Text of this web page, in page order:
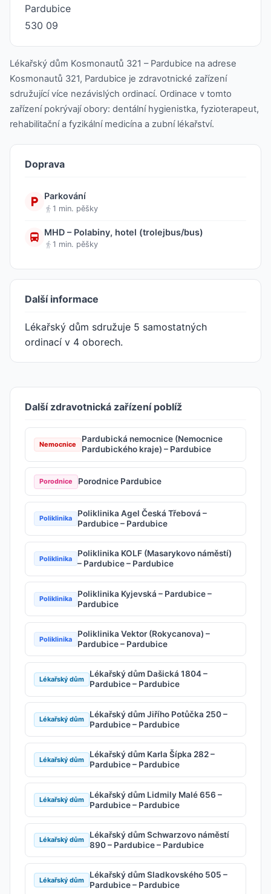
Pardubice
530 09
Lékařský dům Kosmonautů 321 – Pardubice na adrese
Kosmonautů 321, Pardubice je zdravotnické zařízení
sdružující více nezávislých ordinací. Ordinace v tomto
zařízení pokrývají obory: dentální hygienistka, fyzioterapeut,
rehabilitační a fyzikální medicína a zubní lékařství.
Doprava
Parkování
1 min. pěšky
MHD – Polabiny, hotel (trolejbus/bus)
1 min. pěšky
Další informace
Lékařský dům sdružuje 5 samostatných
ordinací v 4 oborech.
Další zdravotnická zařízení poblíž
Nemocnice
Pardubická nemocnice (Nemocnice
Pardubického kraje) – Pardubice
Porodnice Porodnice Pardubice
Poliklinika
Poliklinika Agel Česká Třebová –
Pardubice – Pardubice
Poliklinika
Poliklinika KOLF (Masarykovo náměstí)
– Pardubice – Pardubice
Poliklinika
Poliklinika Kyjevská – Pardubice –
Pardubice
Poliklinika
Poliklinika Vektor (Rokycanova) –
Pardubice – Pardubice
Lékařský dům
Lékařský dům Dašická 1804 –
Pardubice – Pardubice
Lékařský dům
Lékařský dům Jiřího Potůčka 250 –
Pardubice – Pardubice
Lékařský dům
Lékařský dům Karla Šípka 282 –
Pardubice – Pardubice
Lékařský dům
Lékařský dům Lidmily Malé 656 –
Pardubice – Pardubice
Lékařský dům
Lékařský dům Schwarzovo náměstí
890 – Pardubice – Pardubice
Lékařský dům
Lékařský dům Sladkovského 505 –
Pardubice – Pardubice